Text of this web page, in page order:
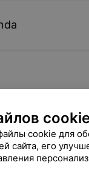
cookie для
сайта, его